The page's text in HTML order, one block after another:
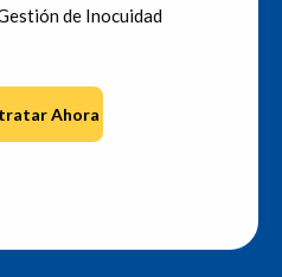
de Inocuidad
Ahora